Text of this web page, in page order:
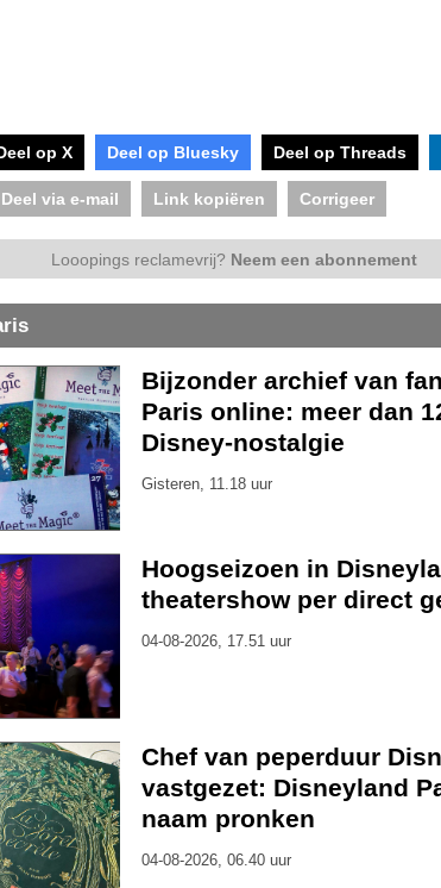
op X Deel op Bluesky Deel op Threads
Deel via e-mail Link kopiëren Corrigeer
Looopings reclamevrij? Neem een abonnement
Bijzonder archief van
Paris online: meer dan
Disney-nostalgie
Gisteren, 11.18 uur
Hoogseizoen in
theatershow per direct
04-08-2026, 17.51 uur
Chef van peperduur
vastgezet: Disneyland
naam pronken
04-08-2026, 06.40 uur